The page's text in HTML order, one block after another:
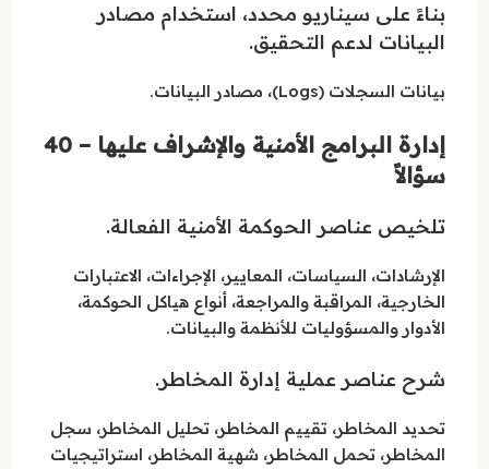
بناءً على سيناريو محدد، استخدام مصادر
البيانات لدعم التحقيق.
بيانات السجلات (Logs)، مصادر البيانات.
إدارة البرامج الأمنية والإشراف عليها – 40
سؤالاً
تلخيص عناصر الحوكمة الأمنية الفعالة.
الإرشادات، السياسات، المعايير، الإجراءات، الاعتبارات
الخارجية، المراقبة والمراجعة، أنواع هياكل الحوكمة،
الأدوار والمسؤوليات للأنظمة والبيانات.
شرح عناصر عملية إدارة المخاطر.
تحديد المخاطر، تقييم المخاطر، تحليل المخاطر، سجل
المخاطر، تحمل المخاطر، شهية المخاطر، استراتيجيات